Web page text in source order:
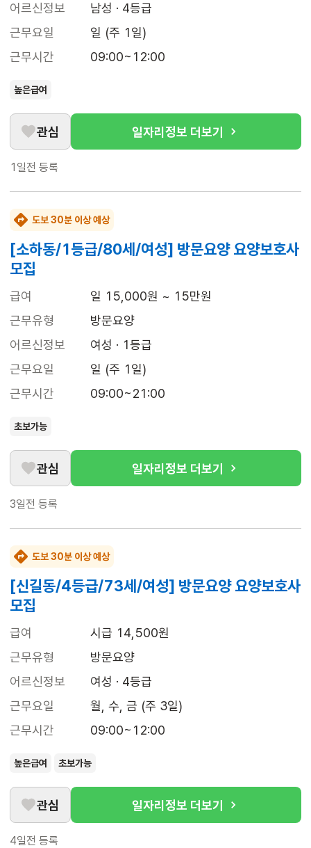
어르신정보
남성 · 4등급
근무요일
일 (주 1일)
근무시간
09:00~12:00
높은급여
관심 일자리정보 더보기
1일전 등록
도보 30분 이상 예상
[소하동/1등급/80세/여성] 방문요양 요양보호사
모집
급여
일 15,000원 ~ 15만원
근무유형
방문요양
어르신정보
여성 · 1등급
근무요일
일 (주 1일)
근무시간
09:00~21:00
초보가능
관심 일자리정보 더보기
3일전 등록
도보 30분 이상 예상
[신길동/4등급/73세/여성] 방문요양 요양보호사
모집
급여
시급 14,500원
근무유형
방문요양
어르신정보
여성 · 4등급
근무요일
월, 수, 금 (주 3일)
근무시간
09:00~12:00
높은급여 초보가능
관심 일자리정보 더보기
4일전 등록